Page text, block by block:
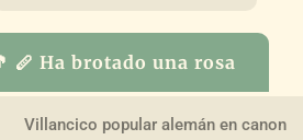
🪈 Ha brotado una rosa
Villancico popular alemán en canon